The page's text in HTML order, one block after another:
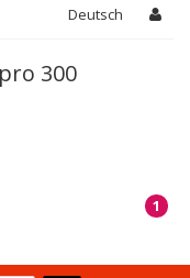
Deutsch
300
1